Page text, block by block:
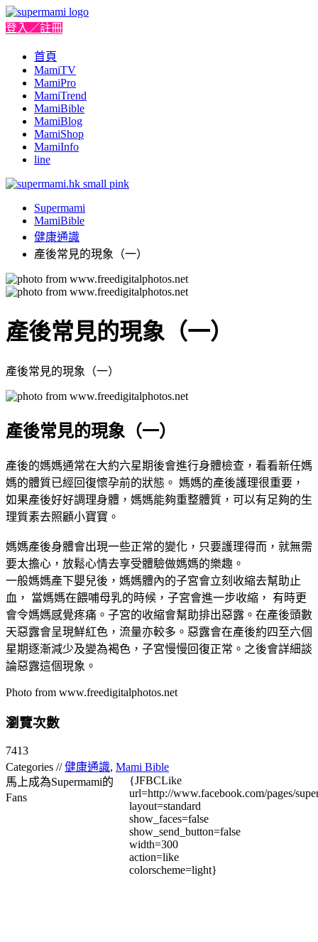
登入／註冊
首頁
MamiTV
MamiPro
MamiTrend
MamiBible
MamiBlog
MamiShop
MamiInfo
line
Supermami
MamiBible
健康通識
產後常見的現象（一）
產後常見的現象（一）
產後常見的現象（一）
產後常見的現象（一）
產後的媽媽通常在大約六星期後會進行身體檢查，看看新任媽
媽的體質已經回復懷孕前的狀態。 媽媽的產後護理很重要，
如果產後好好調理身體，媽媽能夠重整體質，可以有足夠的生
理質素去照顧小寶寶。
媽媽產後身體會出現一些正常的變化，只要護理得而，就無需
要太擔心，放鬆心情去享受體驗做媽媽的樂趣。
一般媽媽產下嬰兒後，媽媽體內的子宮會立刻收縮去幫助止
血， 當媽媽在餵哺母乳的時候，子宮會進一步收縮， 有時更
會令媽媽感覺疼痛。子宮的收縮會幫助排出惡露。在產後頭數
天惡露會呈現鮮紅色，流量亦較多。惡露會在產後約四至六個
星期逐漸減少及變為褐色，子宮慢慢回復正常。之後會詳細談
論惡露這個現象。
Photo from www.freedigitalphotos.net
瀏覽次數
7413
Categories //健康通識, Mami Bible
馬上成為Supermami的
Fans
{JFBCLike
url=http://www.facebook.com/pages/
layout=standard
show_faces=false
show_send_button=false
width=300
action=like
colorscheme=light}